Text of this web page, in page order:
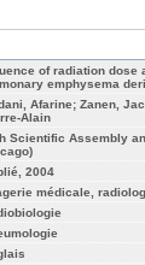
of radiation dose
emphysema
Afarine; Zanen,
Alain
Scientific Assembly
2004
médicale,